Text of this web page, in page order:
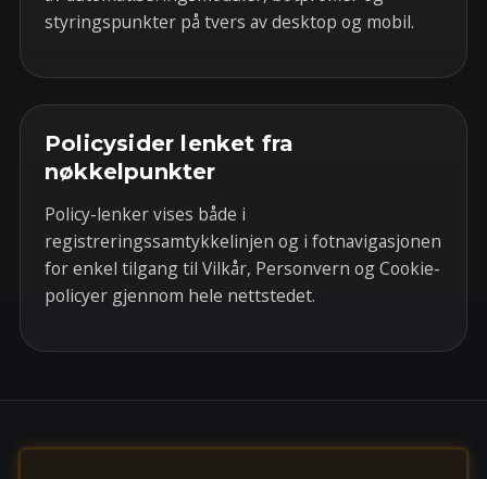
styringspunkter på tvers av desktop og mobil.
Policysider lenket fra
nøkkelpunkter
Policy-lenker vises både i
registreringssamtykkelinjen og i fotnavigasjonen
for enkel tilgang til Vilkår, Personvern og Cookie-
policyer gjennom hele nettstedet.